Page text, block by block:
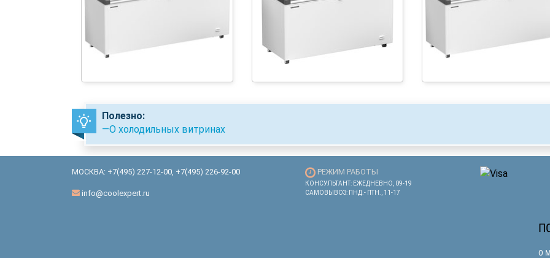
Полезно:
—О холодильных витринах
МОСКВА: +7(495) 227-12-00, +7(495) 226-92-00
info@coolexpert.ru
РЕЖИМ РАБОТЫ
КОНСУЛЬТАНТ: ЕЖЕДНЕВНО, 09-19
САМОВЫВОЗ: ПНД.- ПТН., 11-17
О